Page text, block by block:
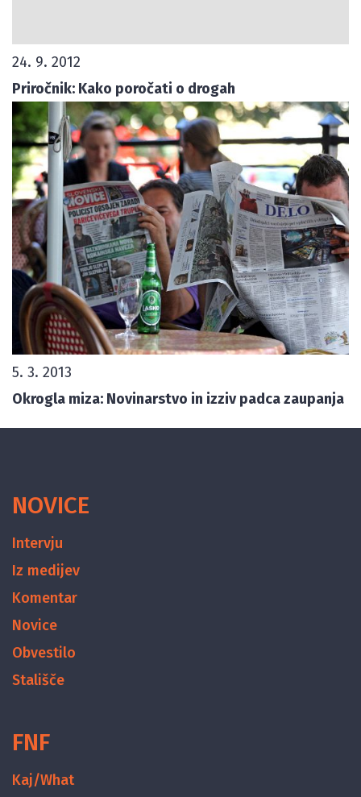
24. 9. 2012
Priročnik: Kako poročati o drogah
5. 3. 2013
Okrogla miza: Novinarstvo in izziv padca zaupanja
NOVICE
Intervju
Iz medijev
Komentar
Novice
Obvestilo
Stališče
FNF
Kaj/What